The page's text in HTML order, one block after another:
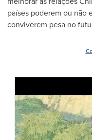
países poderem ou não
conviverem pesa no